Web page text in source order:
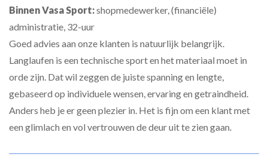
Binnen Vasa Sport:shopmedewerker, (financiële)
administratie, 32-uur
Goed advies aan onze klanten is natuurlijk belangrijk.
Langlaufen is een technische sport en het materiaal moet in
orde zijn. Dat wil zeggen de juiste spanning en lengte,
gebaseerd op individuele wensen, ervaring en getraindheid.
Anders heb je er geen plezier in. Het is fijn om een klant met
een glimlach en vol vertrouwen de deur uit te zien gaan.